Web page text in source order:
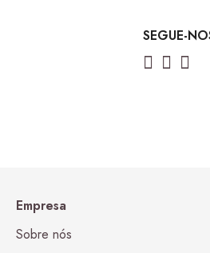
Empresa
Sobre nós
SEGUE-